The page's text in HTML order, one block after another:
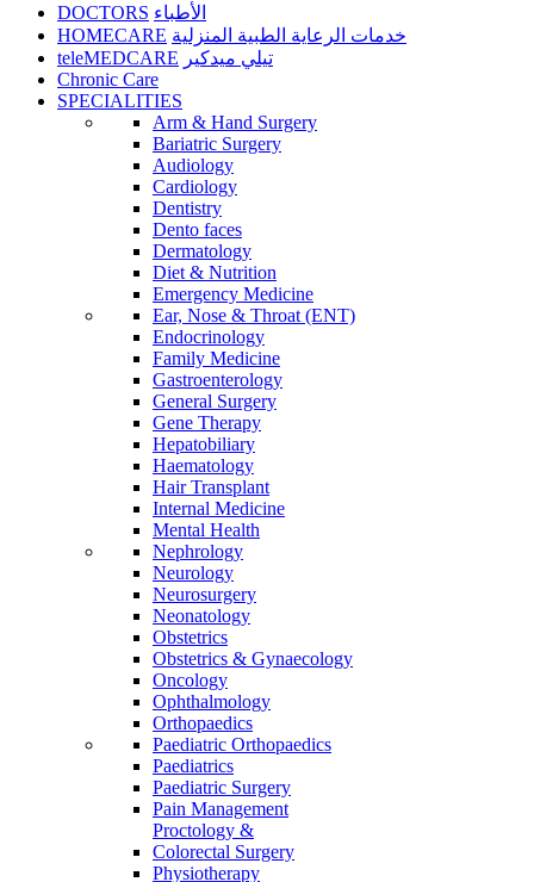
DOCTORS الأطباء
HOMECARE خدمات الرعاية الطبية المنزلية
teleMEDCARE تيلي ميدكير
Chronic Care
SPECIALITIES
Arm & Hand Surgery
Bariatric Surgery
Audiology
Cardiology
Dentistry
Dento faces
Dermatology
Diet & Nutrition
Emergency Medicine
Ear, Nose & Throat (ENT)
Endocrinology
Family Medicine
Gastroenterology
General Surgery
Gene Therapy
Hepatobiliary
Haematology
Hair Transplant
Internal Medicine
Mental Health
Nephrology
Neurology
Neurosurgery
Neonatology
Obstetrics
Obstetrics & Gynaecology
Oncology
Ophthalmology
Orthopaedics
Paediatric Orthopaedics
Paediatrics
Paediatric Surgery
Pain Management
Proctology &
Colorectal Surgery
Physiotherapy